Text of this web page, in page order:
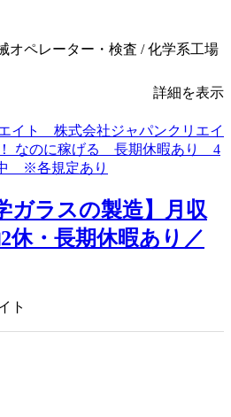
オペレーター・検査 / 化学系工場
詳細を表示
ガラスの製造】月収
休・長期休暇あり／
ト